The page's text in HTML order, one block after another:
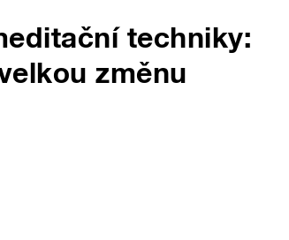
techniky:
změnu